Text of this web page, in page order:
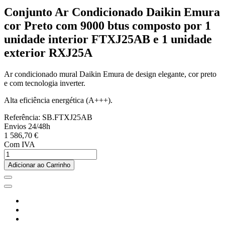
Conjunto Ar Condicionado Daikin Emura
cor Preto com 9000 btus composto por 1
unidade interior FTXJ25AB e 1 unidade
exterior RXJ25A
Ar condicionado mural Daikin Emura de design elegante, cor preto
e com tecnologia inverter.
Alta eficiência energética (A+++).
Referência: SB.FTXJ25AB
Envios 24/48h
1 586,70 €
Com IVA
Adicionar ao Carrinho